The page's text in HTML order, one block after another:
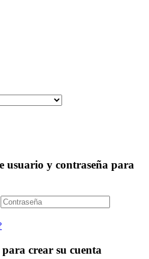
usuario y contraseña para
crear su cuenta